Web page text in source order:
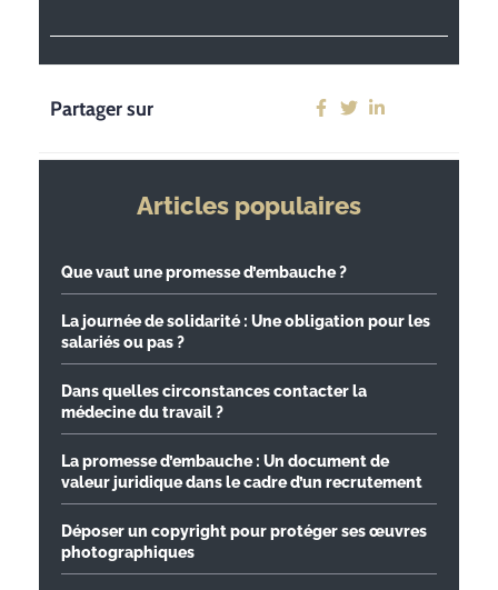
Partager sur
Articles populaires
Que vaut une promesse d’embauche ?
La journée de solidarité : Une obligation pour les
salariés ou pas ?
Dans quelles circonstances contacter la
médecine du travail ?
La promesse d’embauche : Un document de
valeur juridique dans le cadre d’un recrutement
Déposer un copyright pour protéger ses œuvres
photographiques